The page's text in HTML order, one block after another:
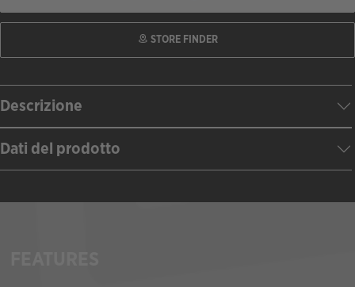
STORE FINDER
Descrizione
Dati del prodotto